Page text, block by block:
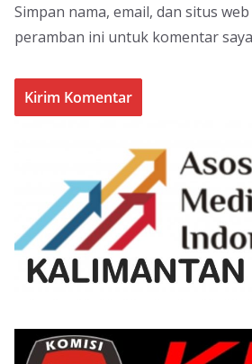
Simpan nama, email, dan situs
peramban ini untuk komentar